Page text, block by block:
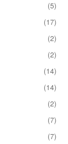
(5)
(17)
(2)
(2)
(14)
(14)
(2)
(7)
(7)